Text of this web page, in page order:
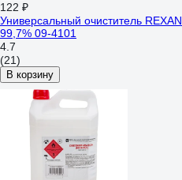
122 ₽
Универсальный очиститель
99,7% 09-4101
4.7
(21)
В корзину